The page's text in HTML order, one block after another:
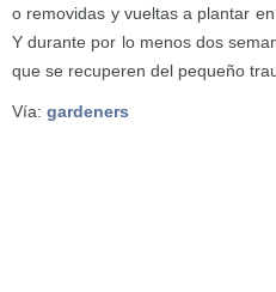
o removidas y vueltas a plantar
Y durante por lo menos dos
que se recuperen del pequeño
Vía: gardeners